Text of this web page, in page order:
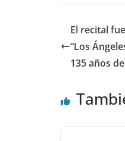
El recital
“Los
135 años